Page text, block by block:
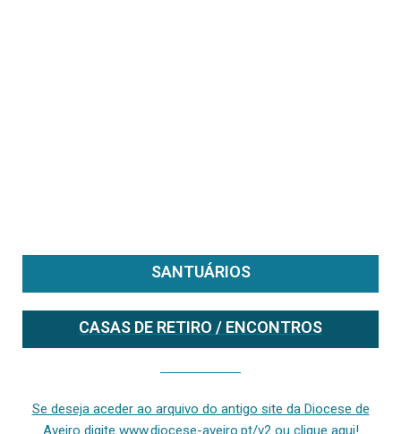
SANTUÁRIOS
CASAS DE RETIRO / ENCONTROS
Se deseja aceder ao arquivo do antigo site da Diocese de
Aveiro digite www.diocese-aveiro.pt/v2 ou clique aqui!